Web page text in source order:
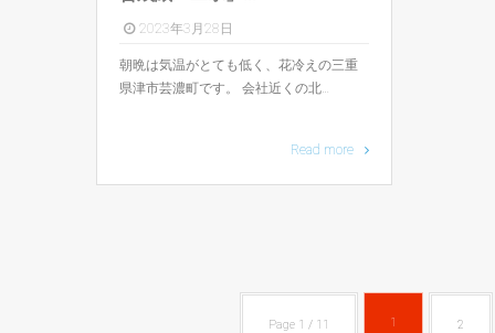
2023年3月28日
朝晩は気温がとても低く、花冷えの三重
県津市芸濃町です。 会社近くの北…
Read more
Page 1 / 11 1 2